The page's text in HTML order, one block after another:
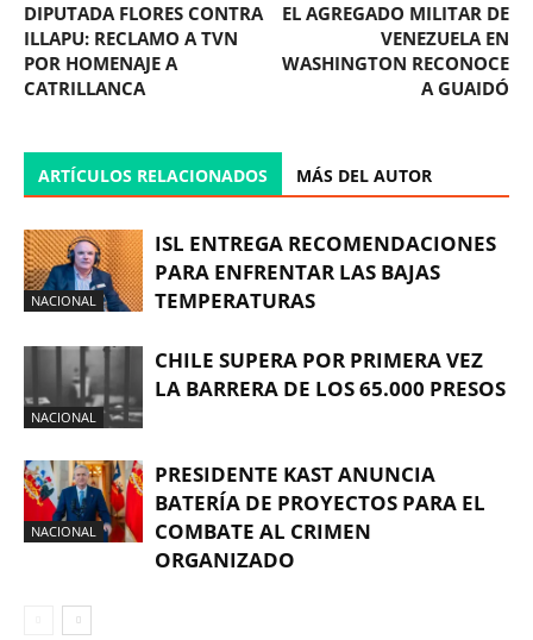
DIPUTADA FLORES CONTRA
ILLAPU: RECLAMO A TVN
POR HOMENAJE A
CATRILLANCA
EL AGREGADO MILITAR DE
VENEZUELA EN
WASHINGTON RECONOCE
A GUAIDÓ
ARTÍCULOS RELACIONADOS MÁS DEL AUTOR
NACIONAL
ISL ENTREGA RECOMENDACIONES
PARA ENFRENTAR LAS BAJAS
TEMPERATURAS
NACIONAL
CHILE SUPERA POR PRIMERA VEZ
LA BARRERA DE LOS 65.000 PRESOS
NACIONAL
PRESIDENTE KAST ANUNCIA
BATERÍA DE PROYECTOS PARA EL
COMBATE AL CRIMEN
ORGANIZADO